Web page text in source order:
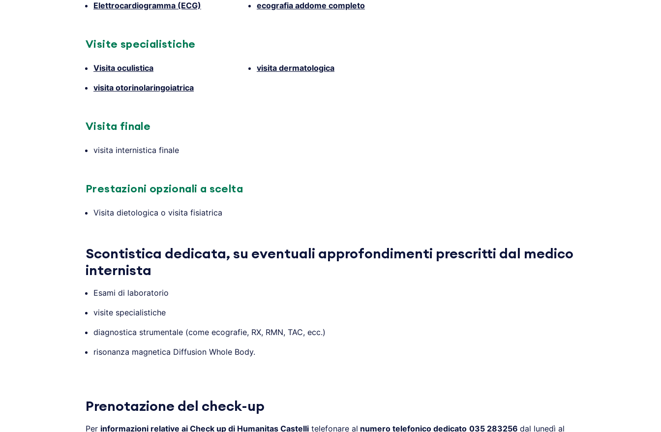
Elettrocardiogramma (ECG) ecografia addome completo
Visite specialistiche
Visita oculistica
visita otorinolaringoiatrica
visita dermatologica
Visita finale
visita internistica finale
Prestazioni opzionali a scelta
Visita dietologica o visita fisiatrica
Scontistica dedicata, su eventuali approfondimenti prescritti dal medico
internista
Esami di laboratorio
visite specialistiche
diagnostica strumentale (come ecografie, RX, RMN, TAC, ecc.)
risonanza magnetica Diffusion Whole Body.
Prenotazione del check-up
Per informazioni relative ai Check up di Humanitas Castelli telefonare al numero telefonico dedicato 035 283256 dal lunedì al